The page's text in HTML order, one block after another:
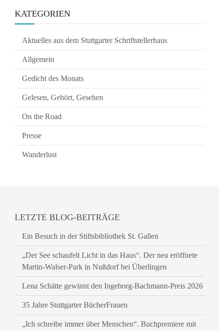
KATEGORIEN
Aktuelles aus dem Stuttgarter Schriftstellerhaus
Allgemein
Gedicht des Monats
Gelesen, Gehört, Gesehen
On the Road
Presse
Wanderlust
LETZTE BLOG-BEITRÄGE
Ein Besuch in der Stiftsbibliothek St. Gallen
„Der See schaufelt Licht in das Haus“. Der neu eröffnete
Martin-Walser-Park in Nußdorf bei Überlingen
Lena Schätte gewinnt den Ingeborg-Bachmann-Preis 2026
35 Jahre Stuttgarter BücherFrauen
„Ich schreibe immer über Menschen“. Buchpremiere mit